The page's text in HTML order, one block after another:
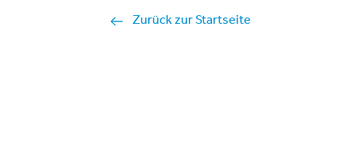
Zurück zur Startseite